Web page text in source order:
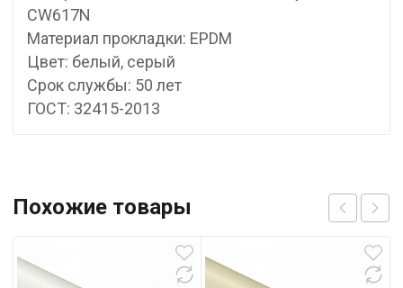
CW617N
Материал прокладки: EPDM
Цвет: белый, серый
Срок службы: 50 лет
ГОСТ: 32415-2013
Похожие товары